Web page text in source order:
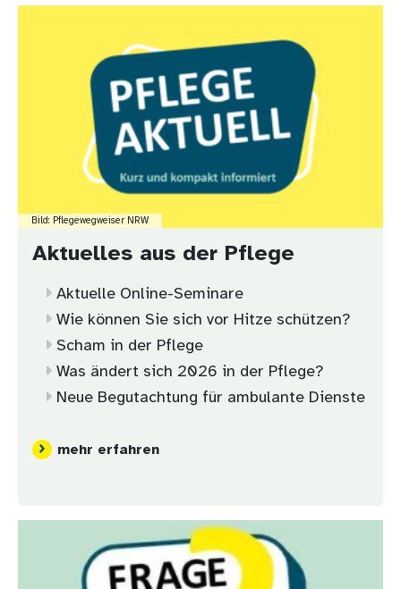
Bild: Pflegewegweiser NRW
Aktuelles aus der Pflege
Aktuelle Online-Seminare
Wie können Sie sich vor Hitze schützen?
Scham in der Pflege
Was ändert sich 2026 in der Pflege?
Neue Begutachtung für ambulante Dienste
mehr erfahren